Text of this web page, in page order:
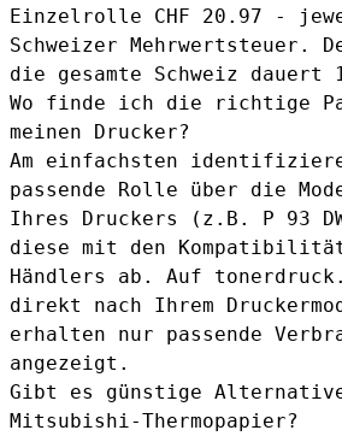
Einzelrolle CHF 20.97 -
Schweizer Mehrwertsteuer.
die gesamte Schweiz dauert
Wo finde ich die richtige
meinen Drucker?
Am einfachsten
passende Rolle über die
Ihres Druckers (z.B. P 93
diese mit den
Händlers ab. Auf
direkt nach Ihrem
erhalten nur passende
angezeigt.
Gibt es günstige
Mitsubishi-Thermopapier?